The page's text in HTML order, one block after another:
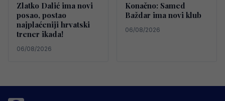
Zlatko Dalić ima novi
posao, postao
najplaćeniji hrvatski
trener ikada!
06/08/2026
Konačno: Samed
Baždar ima novi klub
06/08/2026